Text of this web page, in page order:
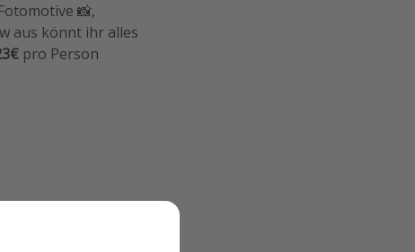
📸,
aus könnt ihr alles
pro Person